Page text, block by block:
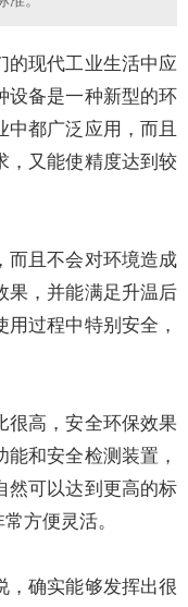
的现代工业生活中应
设备是一种新型的环
都广泛应用，而且
，又能使精度达到较
而且不会对环境造成
果，并能满足升温后
过程中特别安全，
很高，安全环保效果
和安全检测装置，
然可以达到更高的标
方便灵活。
，确实能够发挥出很